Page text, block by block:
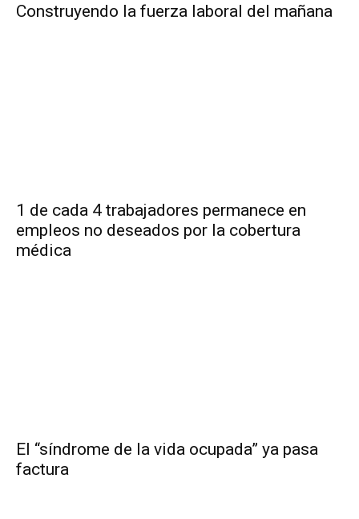
Construyendo la fuerza laboral del mañana
1 de cada 4 trabajadores permanece en
empleos no deseados por la cobertura
médica
El “síndrome de la vida ocupada” ya pasa
factura